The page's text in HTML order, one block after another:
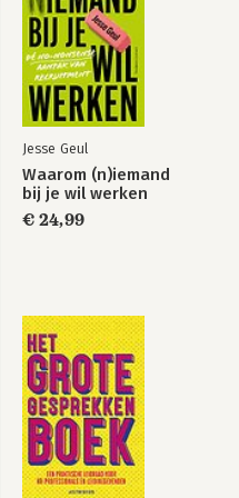
2. Kwantitatieve analyse van
Inleiding
2.1 Kwantitatieve analyse
2.2 Taak-tijdanalyse
2.3 Performance- of
2.4 Analyse van in-, door- en
2.5 Analyse van kosten en
personeelsbestand
2.6 Gebruik van
2.7 Ontwikkeling van een
3.2 Employabilityanalyse
3.3 Fitheidsanalyse
3.4 Werken met
Deel 2: Ontwikkelen van
4. HR-beleid
Inleiding
4.1 Vertaling van de
Jesse Geul
Waarom (n)iemand
bij je wil werken
€ 24,99